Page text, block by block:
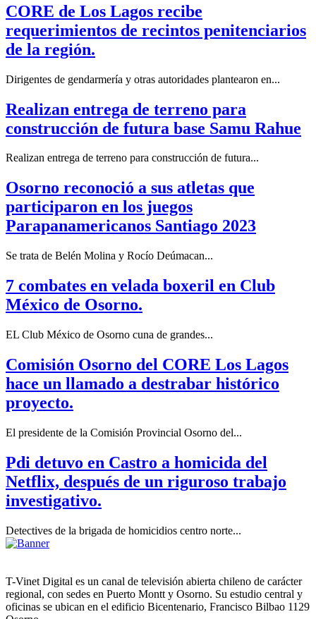
CORE de Los Lagos recibe
requerimientos de recintos penitenciarios
de la región.
Dirigentes de gendarmería y otras autoridades plantearon en...
Realizan entrega de terreno para
construcción de futura base Samu Rahue
Realizan entrega de terreno para construcción de futura...
Osorno reconoció a sus atletas que
participaron en los juegos
Parapanamericanos Santiago 2023
Se trata de Belén Molina y Rocío Deúmacan...
7 combates en velada boxeril en Club
México de Osorno.
EL Club México de Osorno cuna de grandes...
Comisión Osorno del CORE Los Lagos
hace un llamado a destrabar histórico
proyecto.
El presidente de la Comisión Provincial Osorno del...
Pdi detuvo en Castro a homicida del
Netflix, después de un riguroso trabajo
investigativo.
Detectives de la brigada de homicidios centro norte...
T-Vinet Digital es un canal de televisión abierta chileno de carácter
regional, con sedes en Puerto Montt y Osorno. Su estudio central y
oficinas se ubican en el edificio Bicentenario, Francisco Bilbao 1129